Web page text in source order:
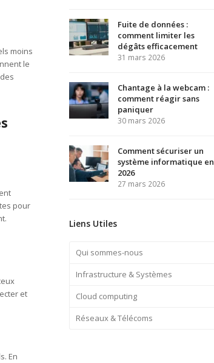
moins
le
pour
et
En
Fuite de données :
comment limiter les
dégâts efficacement
31 mars 2026
Chantage à la webcam :
comment réagir sans
paniquer
30 mars 2026
Comment sécuriser un
système informatique en
2026
27 mars 2026
Liens Utiles
Qui sommes-nous
Infrastructure & Systèmes
Cloud computing
Réseaux & Télécoms